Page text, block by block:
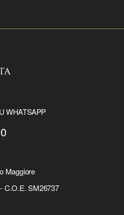
WHATSAPP
Maggiore
C.O.E. SM26737